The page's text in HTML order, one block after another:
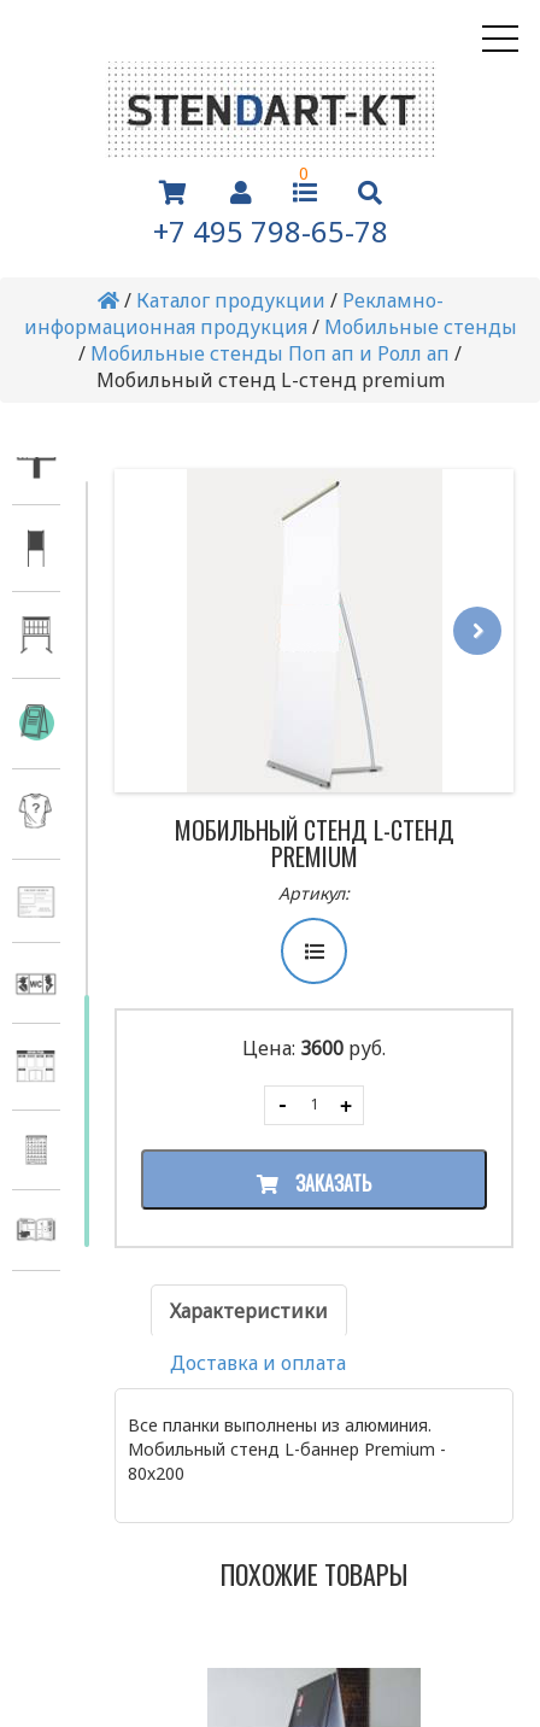
0
+7 495 798-65-78
/ Каталог продукции / Рекламно-
информационная продукция/ Мобильные стенды
/ Мобильные стенды Поп ап и Ролл ап /
Мобильный стенд L-стенд premium
МОБИЛЬНЫЙ СТЕНД L-СТЕНД
PREMIUM
Артикул:
Цена: 3600 руб.
ЗАКАЗАТЬ
Характеристики
Доставка и оплата
Все планки выполнены из алюминия.
Мобильный стенд L-баннер Premium -
80х200
ПОХОЖИЕ ТОВАРЫ